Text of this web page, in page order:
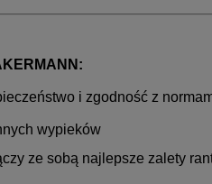
i zgodność z
wypieków
ze sobą najlepsze zalety